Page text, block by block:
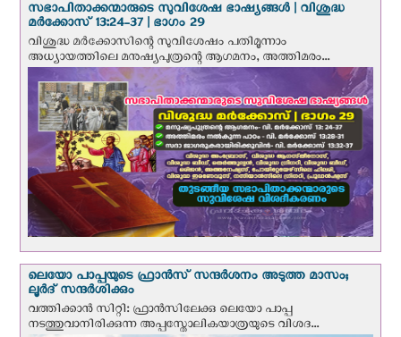
സഭാപിതാക്കന്മാരുടെ സുവിശേഷ ഭാഷ്യങ്ങള്‍ | വിശുദ്ധ
മര്‍ക്കോസ് 13:24-37 | ഭാഗം 29
വിശുദ്ധ മര്‍ക്കോസിന്റെ സുവിശേഷം പതിമൂന്നാം
അധ്യായത്തിലെ മനുഷ്യപുത്രന്റെ ആഗമനം, അത്തിമരം...
ലെയോ പാപ്പയുടെ ഫ്രാന്‍സ് സന്ദര്‍ശനം അടുത്ത മാസം;
ലൂര്‍ദ് സന്ദര്‍ശിക്കും
വത്തിക്കാന്‍ സിറ്റി: ഫ്രാൻസിലേക്കു ലെയോ പാപ്പ
നടത്തുവാനിരിക്കുന്ന അപ്പസ്തോലികയാത്രയുടെ വിശദ...